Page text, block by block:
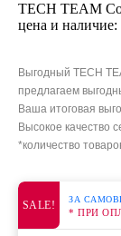
TECH TEAM
цена и наличие:
Выгодный TECH
предлагаем
Ваша итоговая
Высокое качество
*количество
SALE! ЗА
* ПРИ